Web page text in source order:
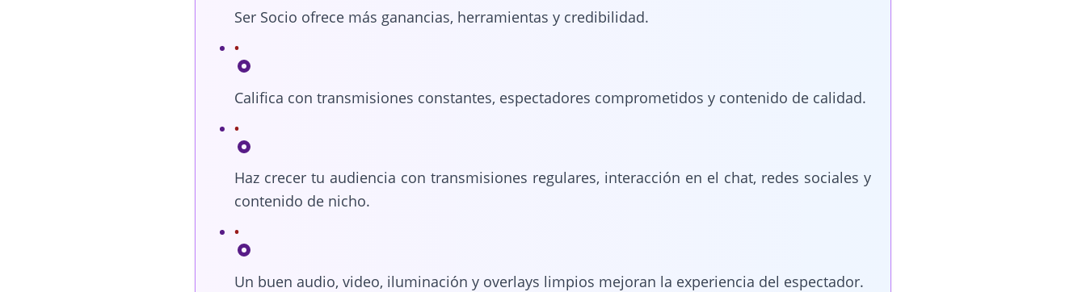
Ser Socio ofrece más ganancias, herramientas y credibilidad.
Califica con transmisiones constantes, espectadores comprometidos y contenido de calidad.
Haz crecer tu audiencia con transmisiones regulares, interacción en el chat, redes sociales y
contenido de nicho.
Un buen audio, video, iluminación y overlays limpios mejoran la experiencia del espectador.